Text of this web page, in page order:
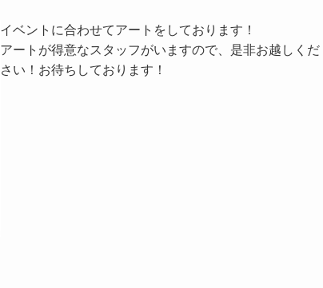
イベントに合わせてアートをしております！
アートが得意なスタッフがいますので、是非お越しくだ
さい！お待ちしております！